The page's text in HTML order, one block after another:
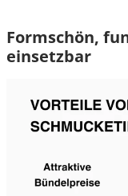
Formschön,
einsetzbar